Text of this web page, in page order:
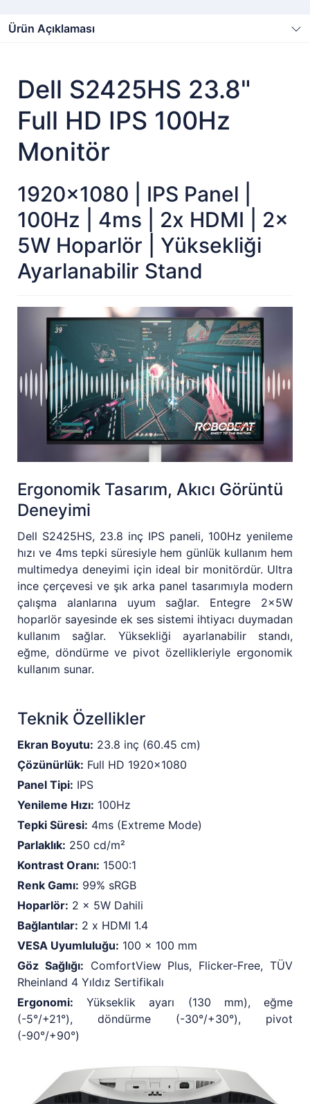
Ürün Açıklaması
Dell S2425HS 23.8"
Full HD IPS 100Hz
Monitör
1920x1080 | IPS Panel |
100Hz | 4ms | 2x HDMI | 2x
5W Hoparlör | Yüksekliği
Ayarlanabilir Stand
Ergonomik Tasarım, Akıcı Görüntü
Deneyimi
Dell S2425HS, 23.8 inç IPS paneli, 100Hz yenileme
hızı ve 4ms tepki süresiyle hem günlük kullanım hem
multimedya deneyimi için ideal bir monitördür. Ultra
ince çerçevesi ve şık arka panel tasarımıyla modern
çalışma alanlarına uyum sağlar. Entegre 2x5W
hoparlör sayesinde ek ses sistemi ihtiyacı duymadan
kullanım sağlar. Yüksekliği ayarlanabilir standı,
eğme, döndürme ve pivot özellikleriyle ergonomik
kullanım sunar.
Teknik Özellikler
Ekran Boyutu: 23.8 inç (60.45 cm)
Çözünürlük: Full HD 1920x1080
Panel Tipi: IPS
Yenileme Hızı: 100Hz
Tepki Süresi: 4ms (Extreme Mode)
Parlaklık: 250 cd/m²
Kontrast Oranı: 1500:1
Renk Gamı: 99% sRGB
Hoparlör: 2 x 5W Dahili
Bağlantılar: 2 x HDMI 1.4
VESA Uyumluluğu: 100 x 100 mm
Göz Sağlığı: ComfortView Plus, Flicker-Free, TÜV
Rheinland 4 Yıldız Sertifikalı
Ergonomi: Yükseklik ayarı (130 mm), eğme
(-5°/+21°), döndürme (-30°/+30°), pivot
(-90°/+90°)